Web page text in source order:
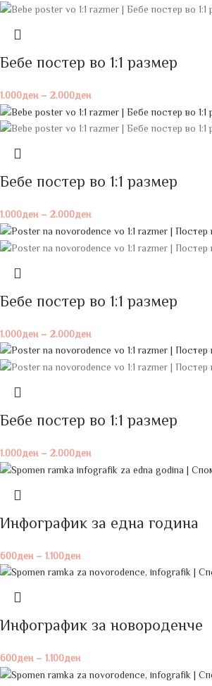
Бебе постeр во 1:1 размер
1.000ден – 2.000ден
Бебе постeр во 1:1 размер
1.000ден– 2.000ден
Бебе постeр во 1:1 размер
1.000ден – 2.000ден
Бебе постeр во 1:1 размер
1.000ден – 2.000ден
Инфографик за една година
600ден – 1.100ден
Инфографик за новороденче
600ден– 1.100ден